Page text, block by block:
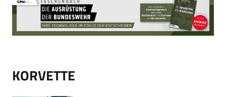
KORVETTE